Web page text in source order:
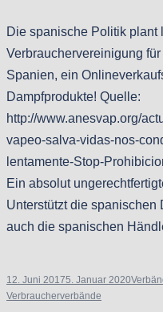
Die spanische Politik plant
Verbrauchervereinigung
Spanien, ein
Dampfprodukte! Quelle:
http://www.anesvap.org/
vapeo-salva-vidas-nos-
lentamente-Stop-
Ein absolut
Unterstützt die spanischen
auch die spanischen
12. Juni 20175. Januar 2020
Verbraucherverbände